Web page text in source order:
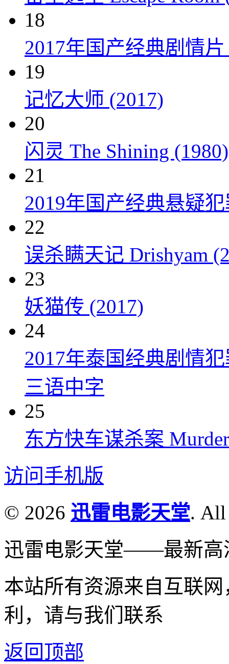
18
2017年国产经典剧情
19
记忆大师 (2017)
20
闪灵 The Shining (1980)
21
2019年国产经典悬疑
22
误杀瞒天记 Drishyam
23
妖猫传 (2017)
24
2017年泰国经典剧情
三语中字
25
东方快车谋杀案
访问手机版
© 2026 迅雷电影天堂. All
迅雷电影天堂——最新高
本站所有资源来自互联
利，请与我们联系
返回顶部